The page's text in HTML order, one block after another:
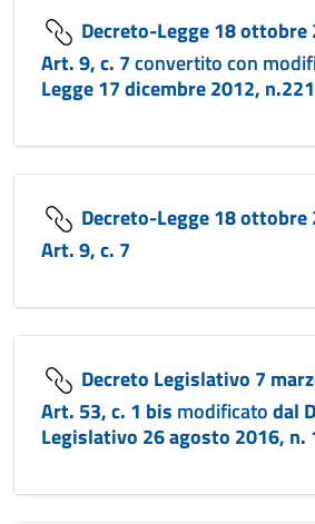
Decreto-Legge 18 ottobre
Art. 9, c. 7convertito con
Legge 17 dicembre 2012, n.221
Decreto-Legge 18 ottobre
Art. 9, c. 7
Decreto Legislativo 7
Art. 53, c. 1 bis modificatodal
Legislativo 26 agosto 2016, n.